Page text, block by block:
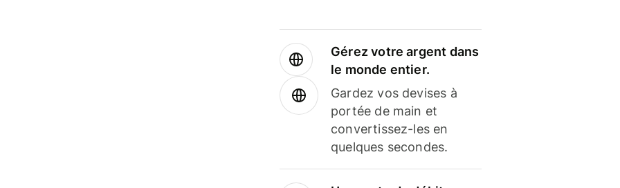
Gérez votre argent dans
le monde entier.
Gardez vos devises à
portée de main et
convertissez-les en
quelques secondes.